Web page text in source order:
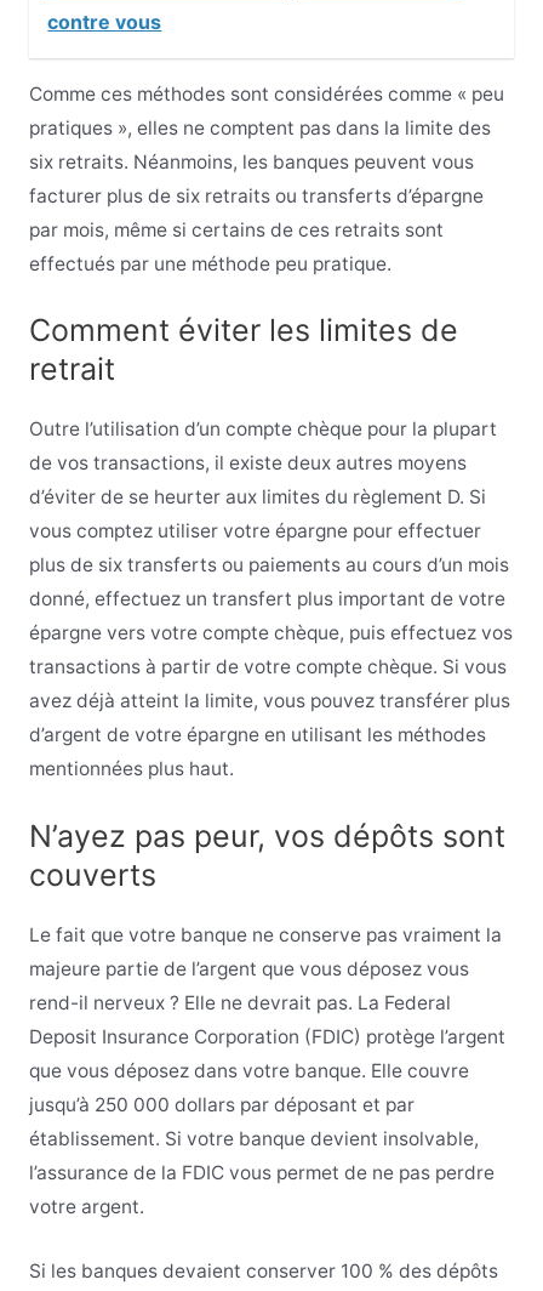
contre vous
Comme ces méthodes sont considérées comme « peu
pratiques », elles ne comptent pas dans la limite des
six retraits. Néanmoins, les banques peuvent vous
facturer plus de six retraits ou transferts d’épargne
par mois, même si certains de ces retraits sont
effectués par une méthode peu pratique.
Comment éviter les limites de
retrait
Outre l’utilisation d’un compte chèque pour la plupart
de vos transactions, il existe deux autres moyens
d’éviter de se heurter aux limites du règlement D. Si
vous comptez utiliser votre épargne pour effectuer
plus de six transferts ou paiements au cours d’un mois
donné, effectuez un transfert plus important de votre
épargne vers votre compte chèque, puis effectuez vos
transactions à partir de votre compte chèque. Si vous
avez déjà atteint la limite, vous pouvez transférer plus
d’argent de votre épargne en utilisant les méthodes
mentionnées plus haut.
N’ayez pas peur, vos dépôts sont
couverts
Le fait que votre banque ne conserve pas vraiment la
majeure partie de l’argent que vous déposez vous
rend-il nerveux ? Elle ne devrait pas. La Federal
Deposit Insurance Corporation (FDIC) protège l’argent
que vous déposez dans votre banque. Elle couvre
jusqu’à 250 000 dollars par déposant et par
établissement. Si votre banque devient insolvable,
l’assurance de la FDIC vous permet de ne pas perdre
votre argent.
Si les banques devaient conserver 100 % des dépôts